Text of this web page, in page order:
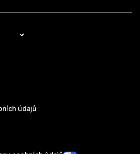
údajů